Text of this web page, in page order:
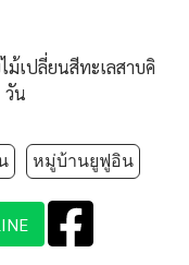
ม้เปลี่ยนสีทะเลสาบคิ
วัน
หมู่บ้านยูฟูอิน